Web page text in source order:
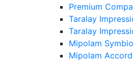
Premium
Taralay
Taralay
Mipolam
Mipolam Accord